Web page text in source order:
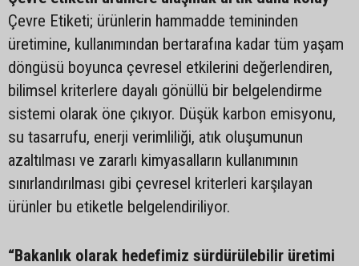
Çevre Etiketi; ürünlerin hammadde temininden
üretimine, kullanımından bertarafına kadar tüm yaşam
döngüsü boyunca çevresel etkilerini değerlendiren,
bilimsel kriterlere dayalı gönüllü bir belgelendirme
sistemi olarak öne çıkıyor. Düşük karbon emisyonu,
su tasarrufu, enerji verimliliği, atık oluşumunun
azaltılması ve zararlı kimyasalların kullanımının
sınırlandırılması gibi çevresel kriterleri karşılayan
ürünler bu etiketle belgelendiriliyor.
“Bakanlık olarak hedefimiz sürdürülebilir üretimi